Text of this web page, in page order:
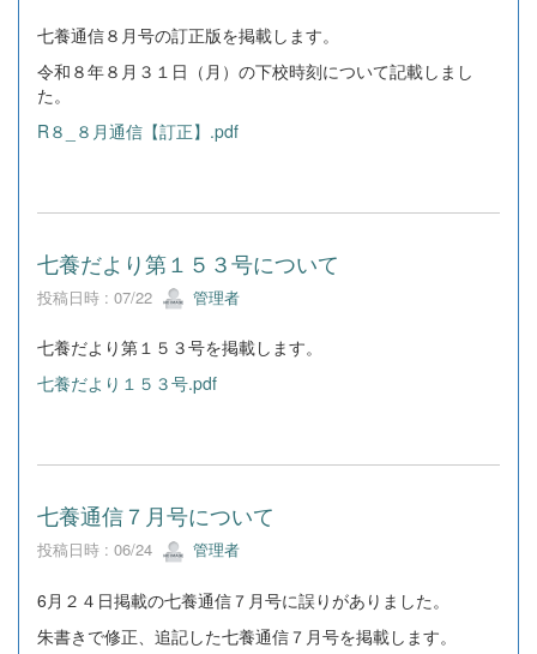
七養通信８月号の訂正版を掲載します。
令和８年８月３１日（月）の下校時刻について記載しまし
た。
R８_８月通信【訂正】.pdf
七養だより第１５３号について
投稿日時 : 07/22 管理者
七養だより第１５３号を掲載します。
七養だより１５３号.pdf
七養通信７月号について
投稿日時 : 06/24 管理者
6月２４日掲載の七養通信７月号に誤りがありました。
朱書きで修正、追記した七養通信７月号を掲載します。